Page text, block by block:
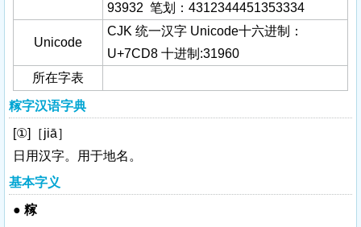
93932 笔划：4312344451353334
Unicode
CJK 统一汉字 Unicode十六进制：
U+7CD8 十进制:31960
所在字表
糘字汉语字典
[①]［jiā］
日用汉字。用于地名。
基本字义
● 糘